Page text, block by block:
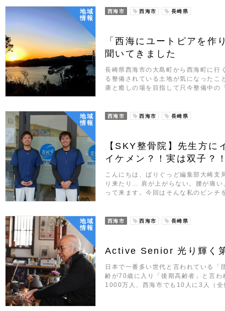
地域
情報
西海市 西海市 長崎県
「西海にユートピアを作
聞いてきました
長崎県西海市の大島町から西海町に行
る整備されている土地が気になったこ
康と癒しの場を目指して只今整備中
地域
情報
西海市 西海市 長崎県
【SKY整骨院】先生方
イケメン？！実は双子？
こんにちは、ばりぐっど編集部大崎
り来たり… 肩が上がらない。腰が痛
って来ます。今回はそんな私のピン
地域
情報
西海市 西海市 長崎県
Active Senior 光り輝く
日本で一番多い世代と言われている
齢が70歳に入り「後期高齢者」と言
1000万人、西海市でも10人に3人（